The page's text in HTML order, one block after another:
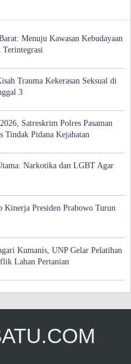
Menuju Kawasan Kebudayaan
Terintegrasi
Trauma Kekerasan Seksual di
3
Satreskrim Polres Pasaman
Tindak Pidana Kejahatan
Narkotika dan LGBT Agar
Kinerja Presiden Prabowo Turun
Kumanis, UNP Gelar Pelatihan
Lahan Pertanian